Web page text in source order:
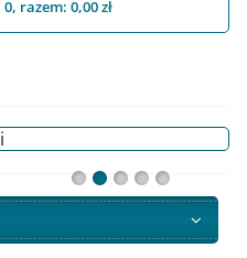
razem: 0,00 zł